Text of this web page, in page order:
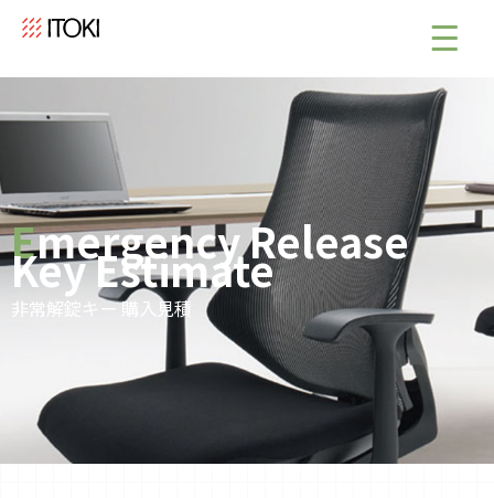
Emergency Release
Key Estimate
非常解錠キー 購入見積